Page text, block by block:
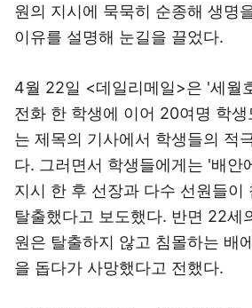
원의 지시에 묵묵히 순종해 생명
이유를 설명해 눈길을 끌었다.
4월 22일 <데일리메일>은 '세월
전화 한 학생에 이어 20여명 학
는 제목의 기사에서 학생들의 적
다. 그러면서 학생들에게는 '배안
지시 한 후 선장과 다수 선원들이
탈출했다고 보도했다. 반면 22세
원은 탈출하지 않고 침몰하는 배
을 돕다가 사망했다고 전했다.